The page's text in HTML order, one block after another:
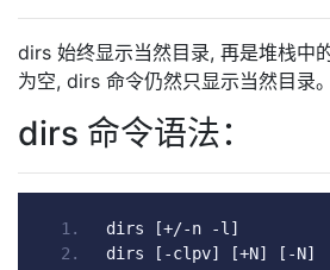
dirs 始终显示当然目录, 再是堆栈中
为空, dirs 命令仍然只显示当然目录。
dirs 命令语法：
dirs [+/-n -l ]
dirs
[-clpv] [+N] [-N]